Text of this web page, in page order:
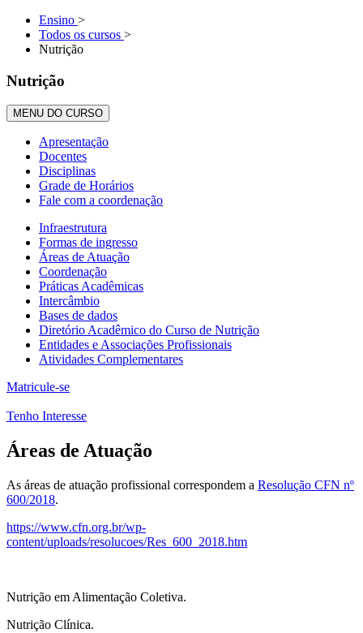
Ensino >
Todos os cursos >
Nutrição
Nutrição
MENU DO CURSO
Apresentação
Docentes
Disciplinas
Grade de Horários
Fale com a coordenação
Infraestrutura
Formas de ingresso
Áreas de Atuação
Coordenação
Práticas Acadêmicas
Intercâmbio
Bases de dados
Diretório Acadêmico do Curso de Nutrição
Entidades e Associações Profissionais
Atividades Complementares
Matricule-se
Tenho Interesse
Áreas de Atuação
As áreas de atuação profissional correspondem a Resolução CFN nº
600/2018.
https://www.cfn.org.br/wp-
content/uploads/resolucoes/Res_600_2018.htm
Nutrição em Alimentação Coletiva.
Nutrição Clínica.